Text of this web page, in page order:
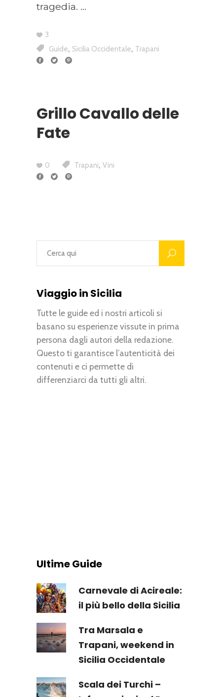
tragedia.
3
Guide, Sicilia Occidentale, Trapani
Grillo Cavallo delle
Fate
0 Trapani, Vini
Viaggio in Sicilia
Tutte le guide ed i nostri articoli si
basano su esperienze vissute in prima
persona dagli autori della redazione.
Questo ti garantisce l’autenticità dei
contenuti e ci permette di
differenziarci da tutti gli altri.
Ultime Guide
Carnevale di Acireale:
il più bello della Sicilia
Tra Marsala e
Trapani, weekend in
Sicilia Occidentale
Scala dei Turchi –